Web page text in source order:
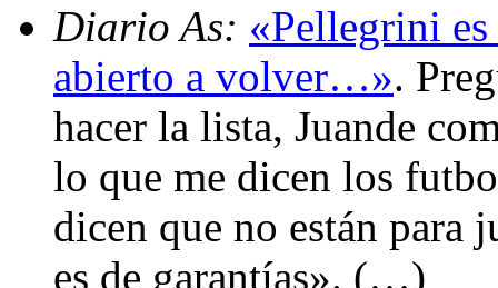
Diario As: «Pellegrini
abierto a volver…».
hacer la lista, Juande
lo que me dicen los
dicen que no están para
es de garantías». (…)